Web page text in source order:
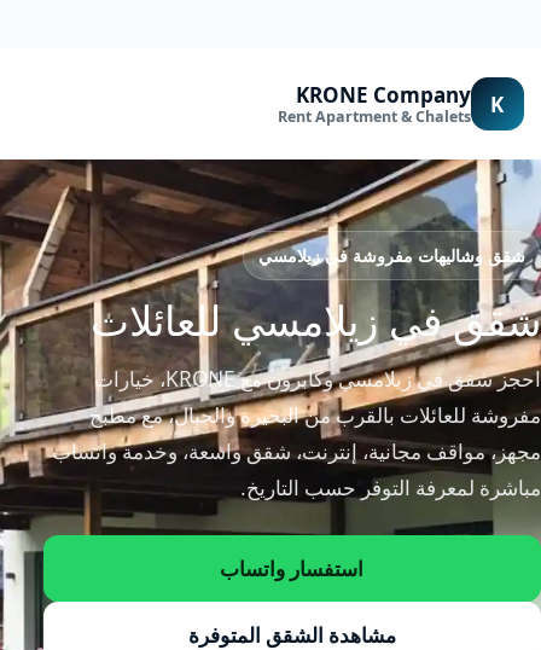
K
KRONE Company
Rent Apartment & Chalets
شقق وشاليهات مفروشة في زيلامسي
شقق في زيلامسي للعائلات
احجز شقق في زيلامسي وكابرون مع KRONE، خيارات
مفروشة للعائلات بالقرب من البحيرة والجبال، مع مطبخ
مجهز، مواقف مجانية، إنترنت، شقق واسعة، وخدمة واتساب
مباشرة لمعرفة التوفر حسب التاريخ.
استفسار واتساب
مشاهدة الشقق المتوفرة